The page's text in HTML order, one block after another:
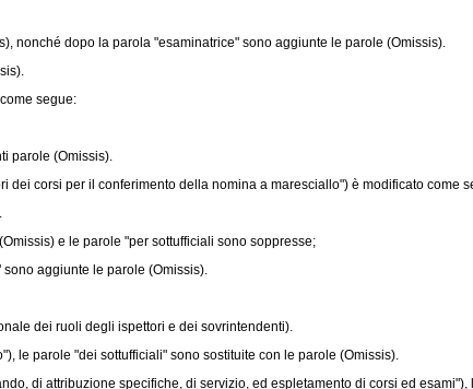
nonché dopo la parola "esaminatrice" sono aggiunte le parole (Omissis).
segue:
parole (Omissis).
corsi per il conferimento della nomina a maresciallo") è modificato come
e le parole "per sottufficiali sono soppresse;
aggiunte le parole (Omissis).
dei ruoli degli ispettori e dei sovrintendenti).
le parole "dei sottufficiali" sono sostituite con le parole (Omissis).
di attribuzione specifiche, di servizio, ed espletamento di corsi ed